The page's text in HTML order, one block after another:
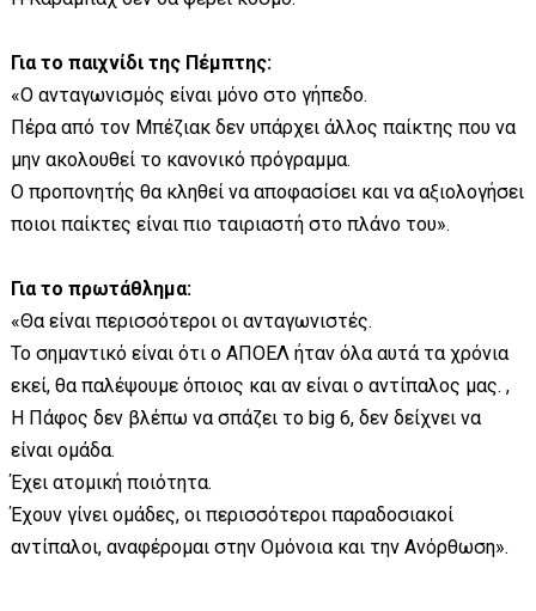
Για το παιχνίδι της Πέμπτης:
«Ο ανταγωνισμός είναι μόνο στο γήπεδο.
Πέρα από τον Μπέζιακ δεν υπάρχει άλλος παίκτης που να
μην ακολουθεί το κανονικό πρόγραμμα.
Ο προπονητής θα κληθεί να αποφασίσει και να αξιολογήσει
ποιοι παίκτες είναι πιο ταιριαστή στο πλάνο του».
Για το πρωτάθλημα:
«Θα είναι περισσότεροι οι ανταγωνιστές.
Το σημαντικό είναι ότι ο ΑΠΟΕΛ ήταν όλα αυτά τα χρόνια
εκεί, θα παλέψουμε όποιος και αν είναι ο αντίπαλος μας. ,
Η Πάφος δεν βλέπω να σπάζει το big 6, δεν δείχνει να
είναι ομάδα.
Έχει ατομική ποιότητα.
Έχουν γίνει ομάδες, οι περισσότεροι παραδοσιακοί
αντίπαλοι, αναφέρομαι στην Ομόνοια και την Ανόρθωση».